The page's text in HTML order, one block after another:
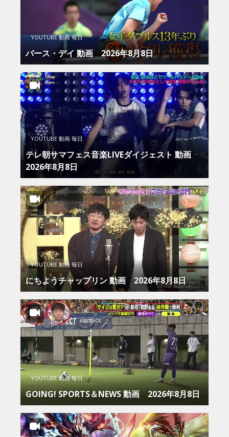
YOUTUBE 動画 毎日
バース・デイ 動画 2026年8月8日
YOUTUBE 動画 毎日
テレ朝サマフェス音楽LIVEダイジェスト 動画
2026年8月8日
YOUTUBE 動画 毎日
にちようチャップリン 動画 2026年8月8日
YOUTUBE 動画 毎日
GOING! SPORTS＆NEWS 動画 2026年8月8日